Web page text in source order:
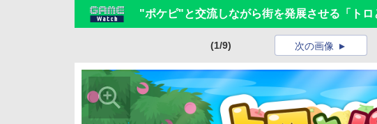
"ポケピ"と交流しながら街を発展させる「ト
(1/9) 次の画像